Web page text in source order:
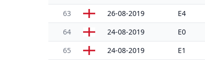
63 26-08-2019 E4
64 24-08-2019 E0
65 24-08-2019 E1